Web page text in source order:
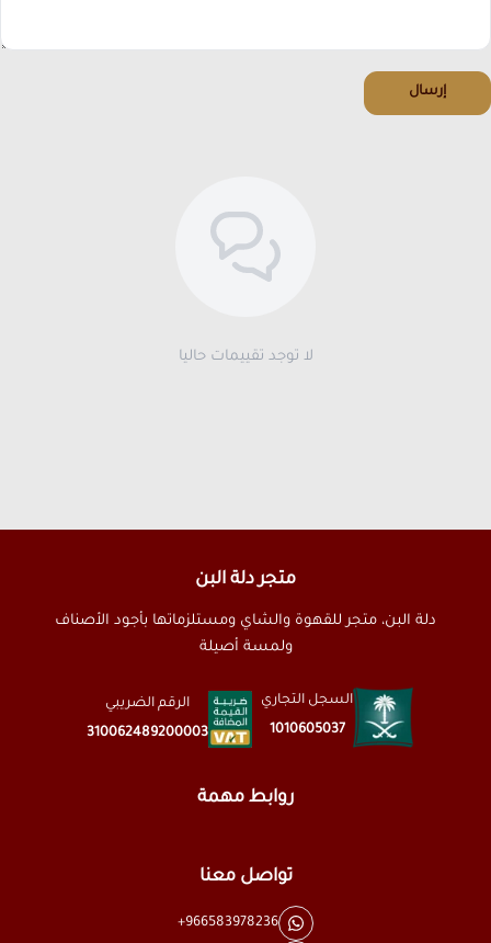
إرسال
لا توجد تقييمات حاليا
متجر دلة البن
دلة البن، متجر للقهوة والشاي ومستلزماتها بأجود الأصناف
ولمسة أصيلة
السجل التجاري
1010605037
الرقم الضريبي
310062489200003
روابط مهمة
تواصل معنا
+966583978236